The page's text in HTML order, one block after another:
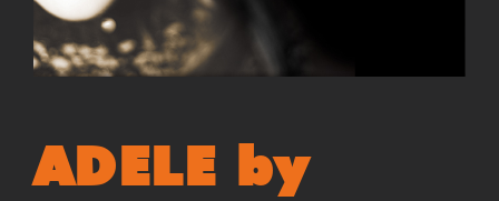
ADELE by